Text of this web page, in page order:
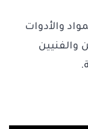
والأدوات
والفنيين